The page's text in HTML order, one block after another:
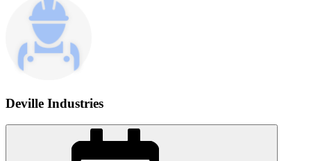
Deville Industries